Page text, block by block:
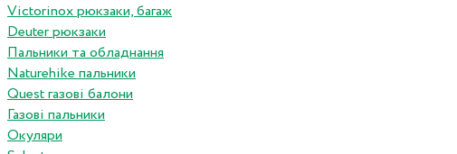
Victorinox рюкзаки, багаж
Deuter рюкзаки
Пальники та обладнання
Naturehike пальники
Quest газові балони
Газові пальники
Окуляри